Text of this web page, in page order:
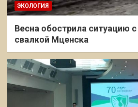
ЭКОЛОГИЯ
Весна обострила ситуацию
свалкой Мценска